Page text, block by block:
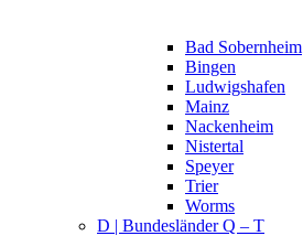
Bad Sobernheim
Bingen
Ludwigshafen
Mainz
Nackenheim
Nistertal
Speyer
Trier
Worms
D | Bundesländer Q – T